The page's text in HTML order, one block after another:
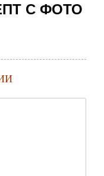
С ФОТО